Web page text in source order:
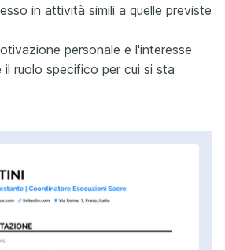
in attività simili a quelle previste
personale e l'interesse
ruolo specifico per cui si sta